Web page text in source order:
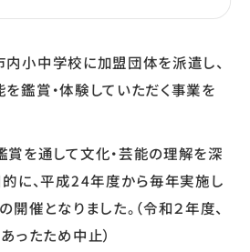
内小中学校に加盟団体を派遣し、
鑑賞・体験していただく事業を
を通して文化・芸能の理解を深
に、平成24年度から毎年実施し
催となりました。（令和２年度、
ったため中止）